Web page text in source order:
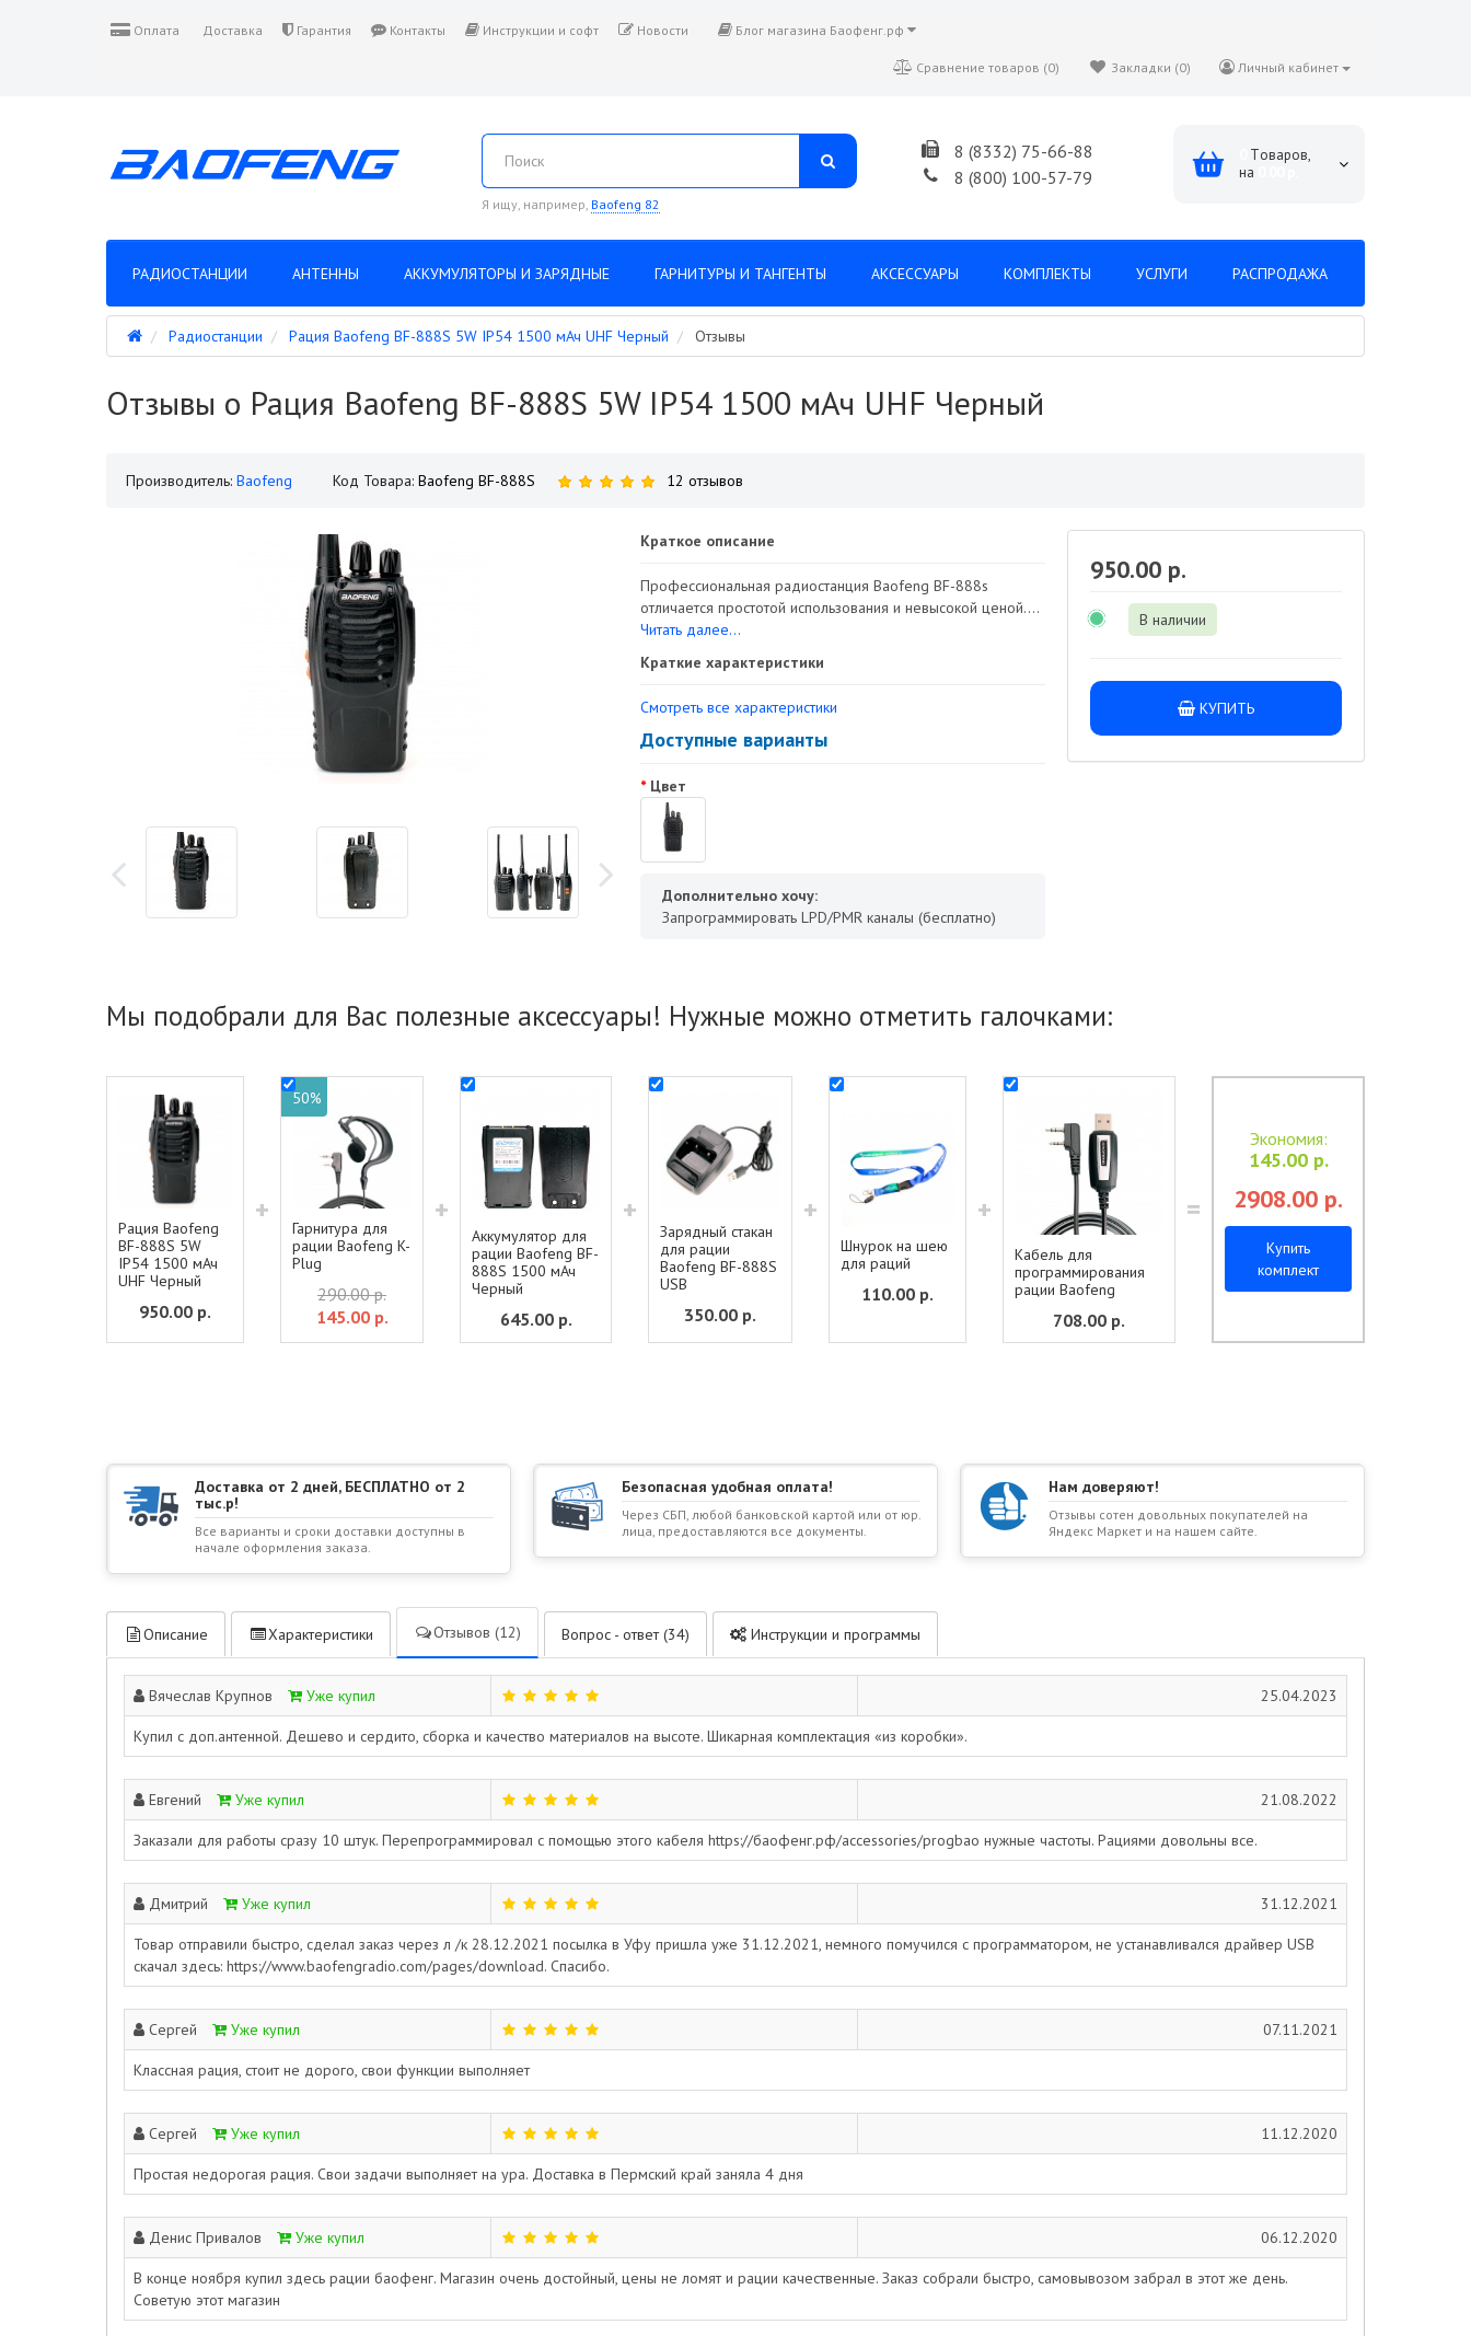
Оплата Доставка Гарантия Контакты Инструкции и софт Новости Блог магазина Баофенг.рф
Личный кабинет
Закладки (0)
Сравнение товаров (0)
8 (8332) 75-66-88
8 (800) 100-57-79
Tоваров,
на
Я ищу, например, Baofeng 82
РАДИОСТАНЦИИ АНТЕННЫ АККУМУЛЯТОРЫ И ЗАРЯДНЫЕ ГАРНИТУРЫ И ТАНГЕНТЫ АКСЕССУАРЫ КОМПЛЕКТЫ УСЛУГИ РАСПРОДАЖА
Радиостанции Рация Baofeng BF-888S 5W IP54 1500 мАч UHF Черный Отзывы
Отзывы о Рация Baofeng BF-888S 5W IP54 1500 мАч UHF Черный
Производитель: Baofeng Код Товара: Baofeng BF-888S 12 отзывов
Краткое описание
Профессиональная радиостанция Baofeng BF-888s
отличается простотой использования и невысокой ценой....
Читать далее...
Краткие характеристики
Смотреть все характеристики
Доступные варианты
Цвет
Дополнительно хочу:
Запрограммировать LPD/PMR каналы (бесплатно)
950.00 р.
В наличии
КУПИТЬ
Мы подобрали для Вас полезные аксессуары! Нужные можно отметить галочками:
Рация Baofeng
BF-888S 5W
IP54 1500 мАч
UHF Черный
950.00 р.
+
50%
Гарнитура для
рации Baofeng K-
Plug
290.00 р.
145.00р.
+
Аккумулятор для
рации Baofeng BF-
888S 1500 мАч
Черный
645.00р.
+
Зарядный стакан
для рации
Baofeng BF-888S
USB
350.00 р.
+
Шнурок на шею
для раций
110.00 р.
+
Кабель для
программирования
рации Baofeng
708.00 р.
=
Экономия:
145.00р.
2908.00 р.
Купить
комплект
Доставка от 2 дней, БЕСПЛАТНО от 2
тыс.р!
Все варианты и сроки доставки доступны в
начале оформления заказа.
Безопасная удобная оплата!
Через СБП, любой банковской картой или от юр.
лица, предоставляются все документы.
Нам доверяют!
Отзывы сотен довольных покупателей на
Яндекс Маркет и на нашем сайте.
Описание Характеристики Отзывов (12) Вопрос - ответ (34) Инструкции и программы
Вячеслав Крупнов Уже купил 25.04.2023
Купил с доп.антенной. Дешево и сердито, сборка и качество материалов на высоте. Шикарная комплектация «из коробки».
Евгений Уже купил 21.08.2022
Заказали для работы сразу 10 штук. Перепрограммировал с помощью этого кабеля https://баофенг.рф/accessories/progbao нужные частоты. Рациями довольны все.
Дмитрий Уже купил 31.12.2021
Товар отправили быстро, сделал заказ через л /к 28.12.2021 посылка в Уфу пришла уже 31.12.2021, немного помучился с программатором, не устанавливался драйвер USB
скачал здесь: https://www.baofengradio.com/pages/download. Спасибо.
Сергей Уже купил 07.11.2021
Классная рация, стоит не дорого, свои функции выполняет
Сергей Уже купил 11.12.2020
Простая недорогая рация. Свои задачи выполняет на ура. Доставка в Пермский край заняла 4 дня
Денис Привалов Уже купил 06.12.2020
В конце ноября купил здесь рации баофенг. Магазин очень достойный, цены не ломят и рации качественные. Заказ собрали быстро, самовывозом забрал в этот же день.
Советую этот магазин